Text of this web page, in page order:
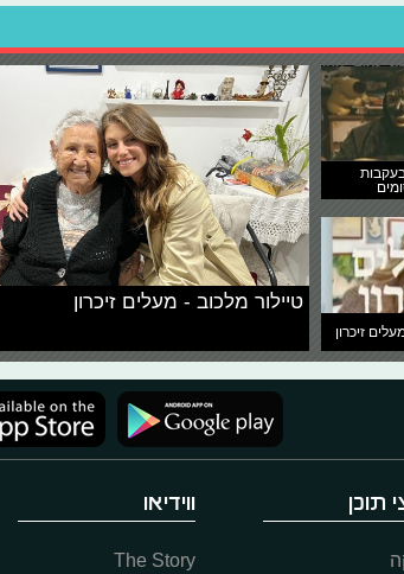
זיכרון
טיילור מלכוב - מעלים זיכרון
תוכן ווידיאו
The Story